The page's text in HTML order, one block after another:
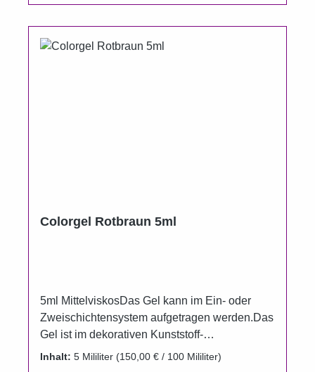
Colorgel Rotbraun 5ml
5ml MittelviskosDas Gel kann im Ein- oder
Zweischichtensystem aufgetragen werden.Das
Gel ist im dekorativen Kunststoff-
Aluminiumtiegel erhältlich.Um das Auslaufen
Inhalt: 5 Mililiter (150,00 € / 100 Mililiter)